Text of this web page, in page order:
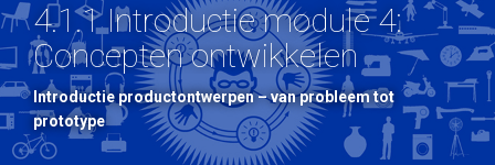
4.1.1 Introductie module 4:
Concepten ontwikkelen
Introductie productontwerpen – van probleem tot
prototype